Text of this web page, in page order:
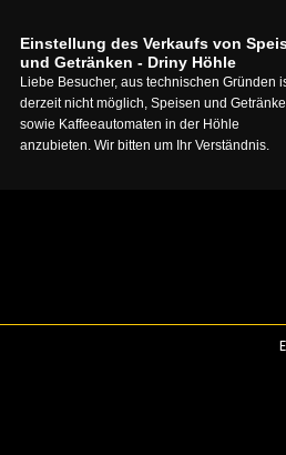
Einstellung des Verkaufs von
und Getränken - Driny Höhle
Liebe Besucher, aus technischen Gründen
derzeit nicht möglich, Speisen und Getränke
sowie Kaffeeautomaten in der Höhle
anzubieten. Wir bitten um Ihr Verständnis.